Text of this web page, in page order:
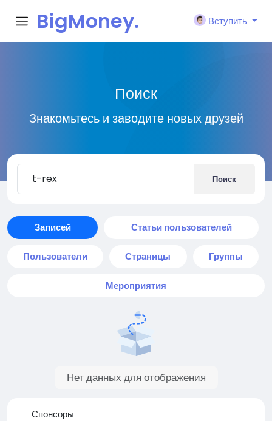
BigMoney.
Вступить
Поиск
Знакомьтесь и заводите новых друзей
Поиск
Записей Статьи пользователей
Пользователи Страницы Группы
Мероприятия
Нет данных для отображения
Спонсоры